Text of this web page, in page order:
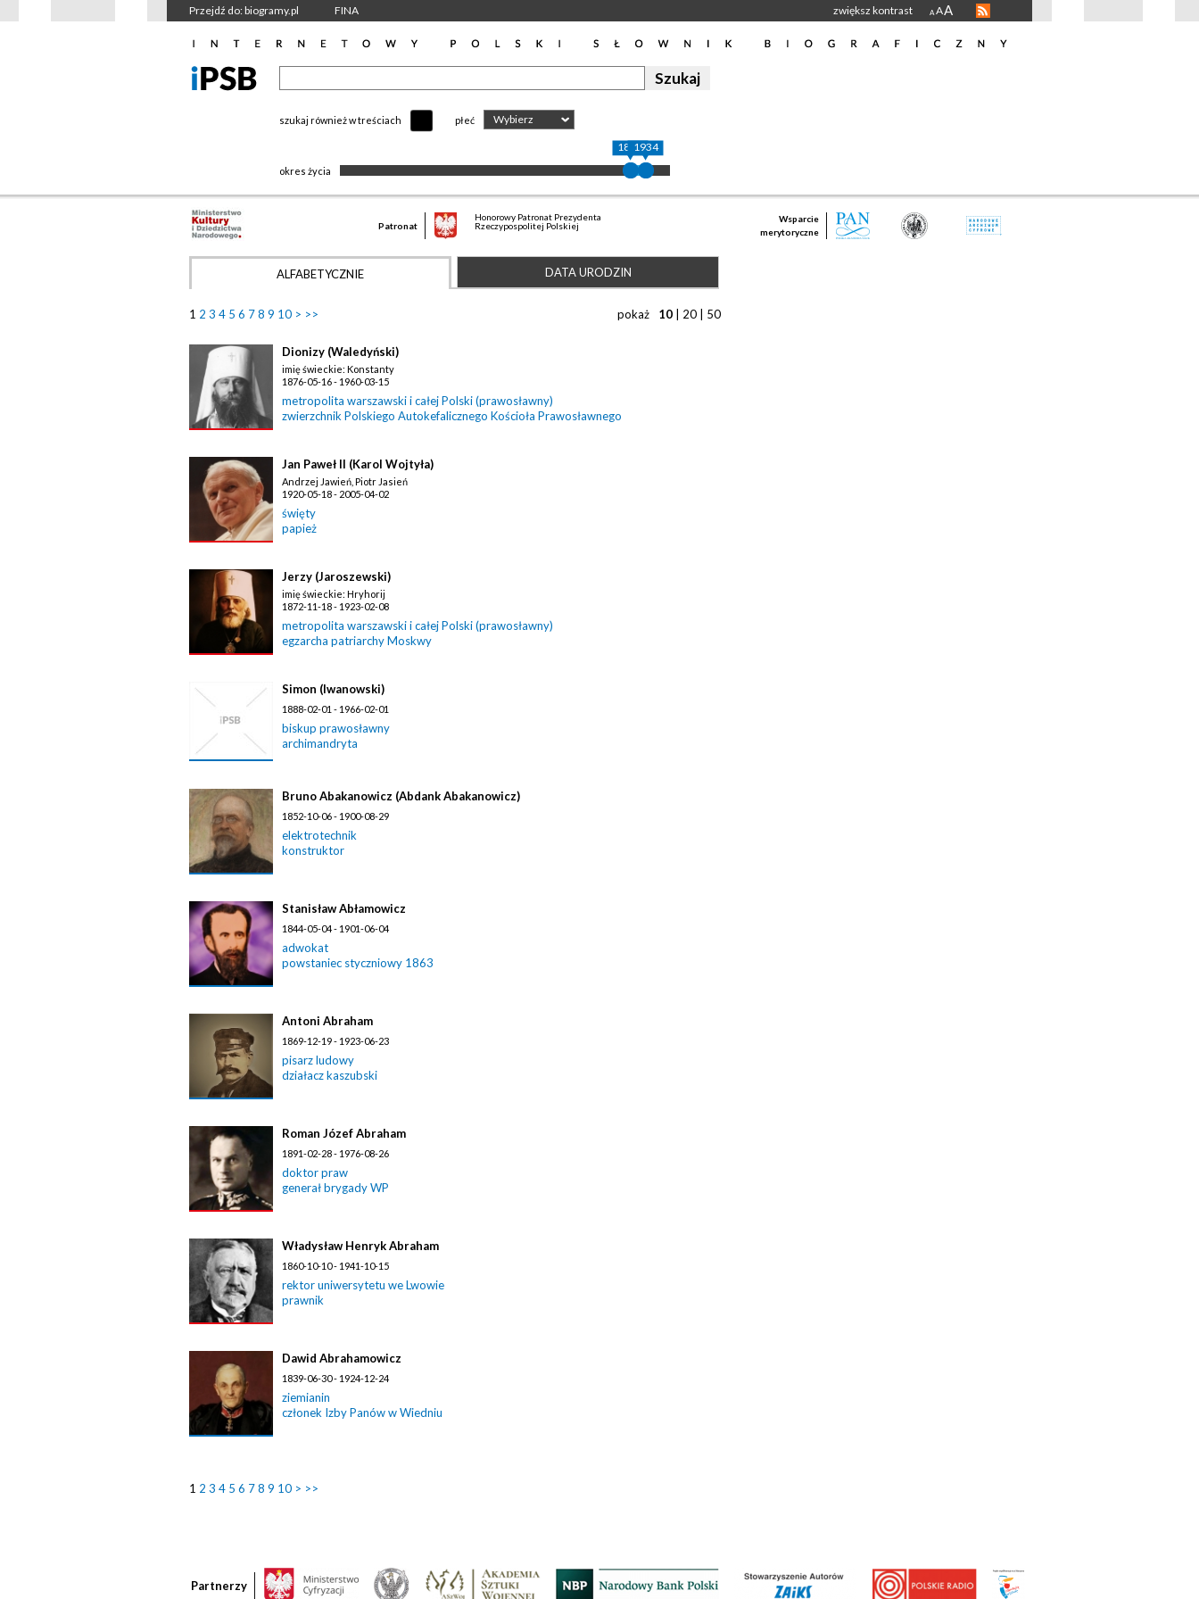
Przejdź do: biogramy.pl FINA zwiększ kontrast A AA
szukaj również w treściach płeć Wybierz
okres życia
18781934
Patronat
Honorowy Patronat Prezydenta
Rzeczypospolitej Polskiej
Wsparcie
merytoryczne
ALFABETYCZNIE DATA URODZIN
1 2 3 4 5 6 78 9 10 > >> pokaż 10 20 50
Dionizy (Waledyński)
imię świeckie: Konstanty
1876-05-16 - 1960-03-15
metropolita warszawski i całej Polski (prawosławny)
zwierzchnik Polskiego Autokefalicznego Kościoła Prawosławnego
Jan Paweł II (Karol Wojtyła)
Andrzej Jawień, Piotr Jasień
1920-05-18 - 2005-04-02
święty
papież
Jerzy (Jaroszewski)
imię świeckie: Hryhorij
1872-11-18 - 1923-02-08
metropolita warszawski i całej Polski (prawosławny)
egzarcha patriarchy Moskwy
Simon (Iwanowski)
1888-02-01 - 1966-02-01
biskup prawosławny
archimandryta
Bruno Abakanowicz (Abdank Abakanowicz)
1852-10-06 - 1900-08-29
elektrotechnik
konstruktor
Stanisław Abłamowicz
1844-05-04 - 1901-06-04
adwokat
powstaniec styczniowy 1863
Antoni Abraham
1869-12-19 - 1923-06-23
pisarz ludowy
działacz kaszubski
Roman Józef Abraham
1891-02-28 - 1976-08-26
doktor praw
generał brygady WP
Władysław Henryk Abraham
1860-10-10 - 1941-10-15
rektor uniwersytetu we Lwowie
prawnik
Dawid Abrahamowicz
1839-06-30 - 1924-12-24
ziemianin
członek Izby Panów w Wiedniu
1 2 3 4 5 6 78 9 10 > >>
Partnerzy